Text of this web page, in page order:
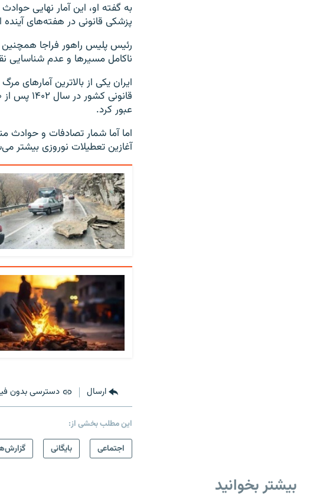
پزشکی قانونی در هفته‌های
رئیس پلیس راهور فراجا
ناکامل مسیرها و عدم شناسایی
ایران یکی از بالاترین آمارهای
عبور کرد.
اما آما شمار تصادفات و حوادث
آغازین تعطیلات نوروزی بیشتر
ارسال دسترسی بدون
این مطلب بخشی از:
اجتماعی
بایگانی
بیشتر بخوانید